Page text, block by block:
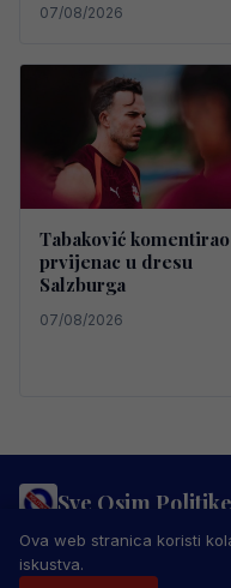
07/08/2026
Tabaković komentirao
prvijenac u dresu
Salzburga
07/08/2026
Sve Osim Politike
PRAVILA PRIVATNOSTI
IMPRESSUM
© 2026 Sve Osim Politike. Sva
Ova web stranica koristi
iskustva.